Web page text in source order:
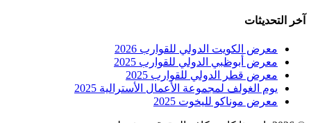
آخر التحديثات
معرض الكويت الدولي للقوارب 2026
معرض أبوظبي الدولي للقوارب 2025
معرض قطر الدولي للقوارب 2025
يوم الغولف لمجموعة الأعمال الأسترالية 2025
معرض موناكو لليخوت 2025